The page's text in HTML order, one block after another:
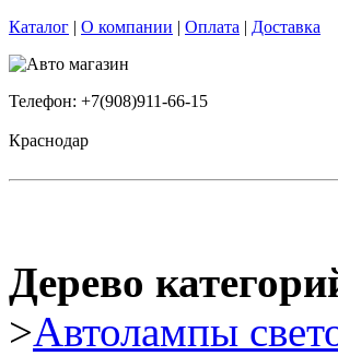
Каталог | О компании | Оплата | Доставка
Телефон: +7(908)911-66-15
Краснодар
Дерево
>Автолампы